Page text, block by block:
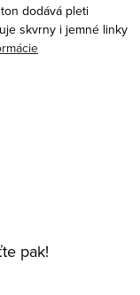
dodává pleti
skvrny i jemné linky
pak!